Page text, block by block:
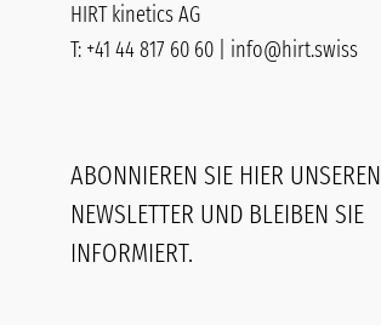
HIRT kinetics AG
T: +41 44 817 60 60 | info@hirt.swiss
ABONNIEREN SIE HIER UNSEREN
NEWSLETTER UND BLEIBEN SIE
INFORMIERT.